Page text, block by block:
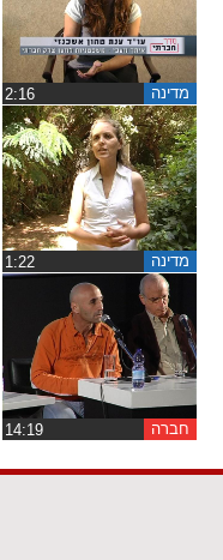
מדינה
מדינה
חברה